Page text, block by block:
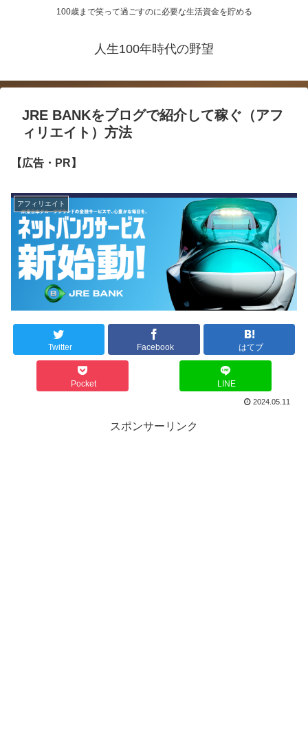
100歳まで笑って過ごすのに必要な生活資金を貯める
人生100年時代の野望
JRE BANKをブログで紹介して稼ぐ（アフ
ィリエイト）方法
【広告・PR】
アフィリエイト
Twitter Facebook はてブ
Pocket LINE
2024.05.11
スポンサーリンク